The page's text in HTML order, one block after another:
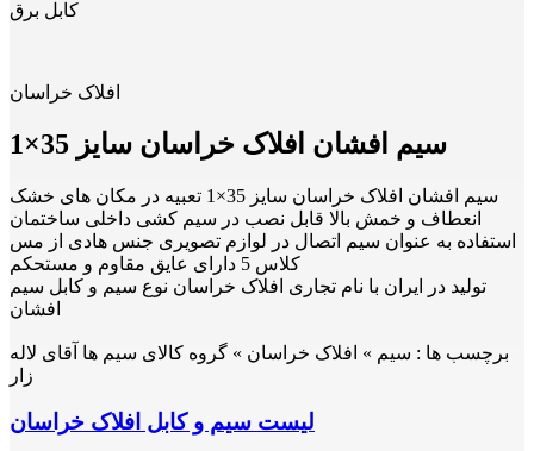
کابل برق
افلاک خراسان
سیم افشان افلاک خراسان سایز 35×1
سیم افشان افلاک خراسان سایز 35×1 تعبیه در مکان های خشک
انعطاف و خمش بالا قابل نصب در سیم کشی داخلی ساختمان
استفاده به عنوان سیم اتصال در لوازم تصویری جنس هادی از مس
کلاس 5 دارای عایق مقاوم و مستحکم
تولید در ایران با نام تجاری افلاک خراسان نوع سیم و کابل سیم
افشان
برچسب ها : سیم » افلاک خراسان » گروه کالای سیم ها آقای لاله
زار
لیست سیم و کابل افلاک خراسان